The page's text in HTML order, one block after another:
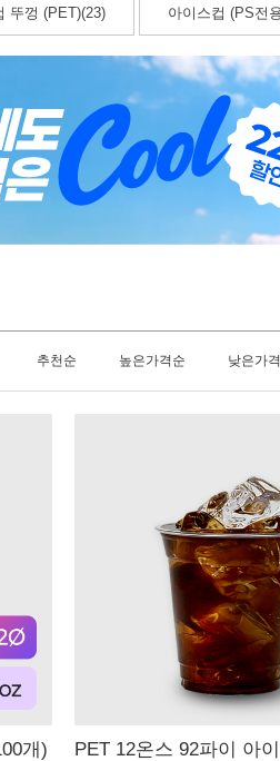
뚜껑 (PET)(23) 아이스컵 (PS전
추천순 높은가격순 낮은가
개) PET 12온스 92파이 아